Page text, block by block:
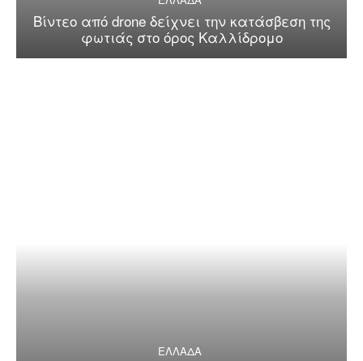
Βίντεο από drone δείχνει την κατάσβεση της
φωτιάς στο όρος Καλλίδρομο
ΕΛΛΑΔΑ